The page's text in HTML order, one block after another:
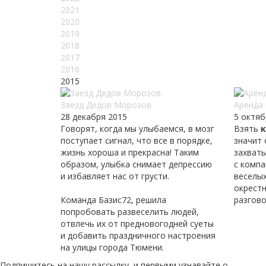
2021
2020
2019
2018
2017
2016
2015
Заезд Дедов Морозов
28 декабря 2015
Говорят, когда мы улыбаемся, в мозг
поступает сигнал, что все в порядке,
жизнь хороша и прекрасна! Таким
образом, улыбка снимает депрессию
и избавляет нас от грусти.
Команда Базис72, решила
попробовать развеселить людей,
отвлечь их от предновогодней суеты
и добавить праздничного настроения
на улицы города Тюмени.
Аренда
5
Взять
значит
с